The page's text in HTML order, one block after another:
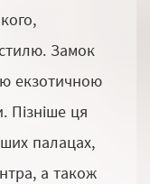
Замок
екзотичною
Пізніше ця
палацах,
а також